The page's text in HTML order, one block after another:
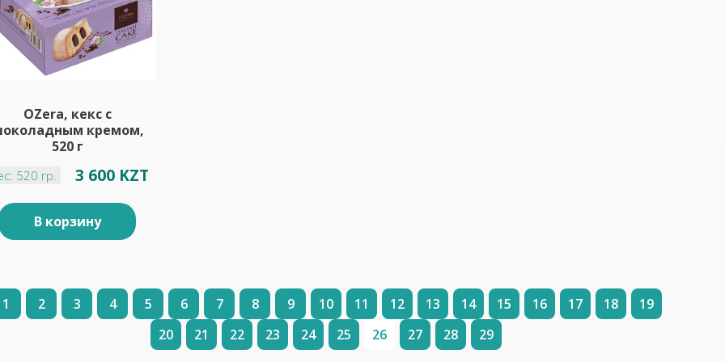
OZera, кекс с
кремом,
520 г
520 гр. 3 600 KZT
В корзину
1 2 3 4 5 6 7 8 9 10 11 12 13 14 15 16 17 18
19
20
21 22 23 24 25 26 27 28 29